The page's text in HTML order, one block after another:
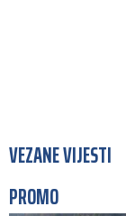
VEZANE VIJESTI
PROMO